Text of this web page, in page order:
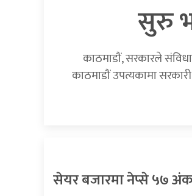
सुरु
काठमाडौं, सरकारले
काठमाडौं उपत्यकामा
सेयर बजारमा नेप्से ५७